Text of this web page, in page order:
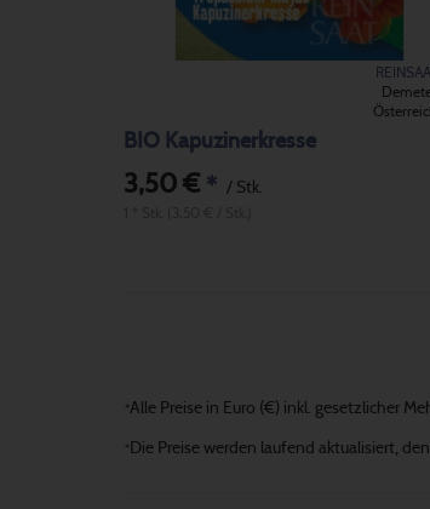
BIO Kapuzinerkresse
3,50 € * / Stk.
*Alle Preise in Euro (€) inkl. gesetzlicher
* Die Preise werden laufend aktualisiert,